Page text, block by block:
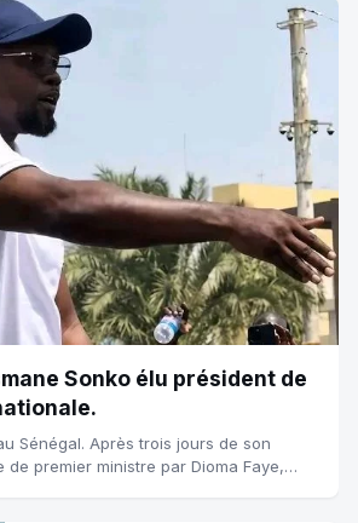
Sonko élu président de
Sénégal. Après trois jours de son
de premier ministre par Dioma Faye,